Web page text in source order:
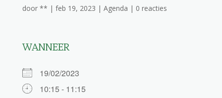
door ** | feb 19, 2023 | Agenda | 0 reacties
WANNEER
19/02/2023
10:15 - 11:15